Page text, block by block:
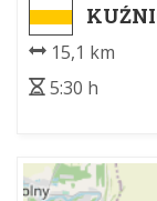
15,1 km
5:30 h